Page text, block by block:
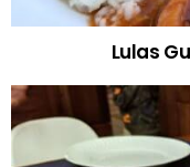
Lulas